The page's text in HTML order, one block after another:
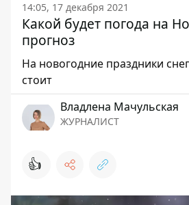
14:05, 17 декабря 2021
Какой будет погода на
прогноз
На новогодние праздники
стоит
Владлена Мачульская
ЖУРНАЛИСТ
👍